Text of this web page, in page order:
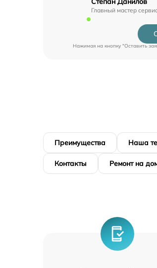
Главный мастер
Нажимая на кнопку "Оставить
Преимущества Наша
Контакты Ремонт на